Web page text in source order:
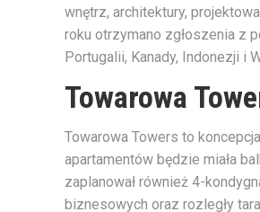
wnętrz, architektury,
roku otrzymano zgłoszenia z
Portugalii, Kanady, Indonezji i
Towarowa
Towarowa Towers to
apartamentów będzie miała
zaplanował również 4-
biznesowych oraz rozległy